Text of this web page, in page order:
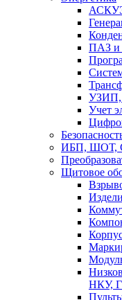
ПАЗ и
УЗИП,
Учет
ИБП, ШОТ,
Щитовое
НКУ,